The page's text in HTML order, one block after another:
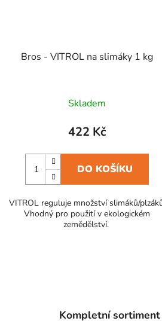
Bros - VITROL na slimáky 1 kg
Skladem
422 Kč
DO KOŠÍKU
VITROL reguluje množství slimáků/
Vhodný pro použití v ekologickém
zemědělství.
Kompletní sortiment